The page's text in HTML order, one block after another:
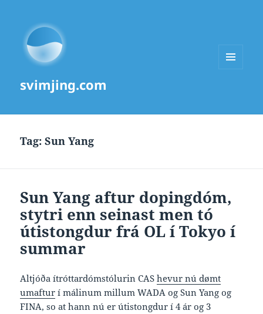
svimjing.com
Tag:Sun Yang
Sun Yang aftur dopingdóm,
stytri enn seinast men tó
útistongdur frá OL í Tokyo í
summar
Altjóða ítróttardómstólurin CAShevur nú dømt
umaftur í málinum millum WADA og Sun Yang og
FINA, so at hann nú er útistongdur í 4 ár og 3